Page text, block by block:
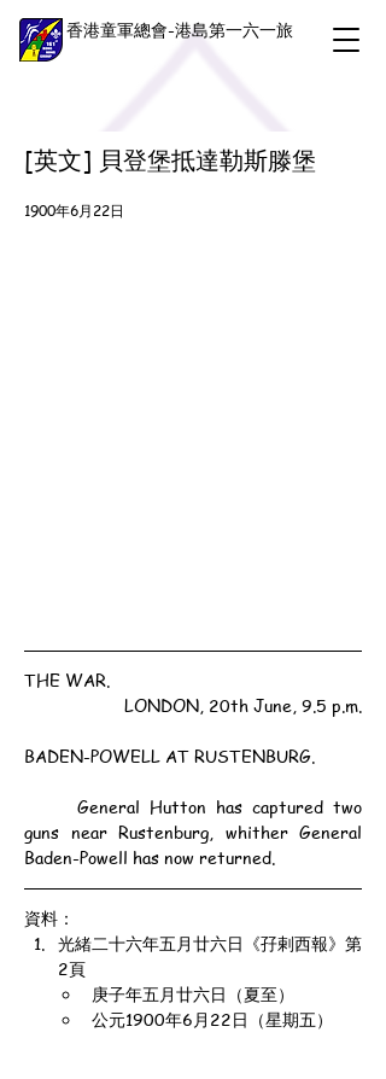
香港童軍總會-港島第一六一旅
[英文] 貝登堡抵達勒斯滕堡
1900年6月22日
THE WAR.
LONDON, 20th June, 9.5 p.m.
BADEN-POWELL AT RUSTENBURG.
guns near Rustenburg, whither General
Baden-Powell has now returned.
資料：
光緒二十六年五月廿六日《孖剌西報》第
2頁
庚子年五月廿六日（夏至）
公元1900年6月22日（星期五）